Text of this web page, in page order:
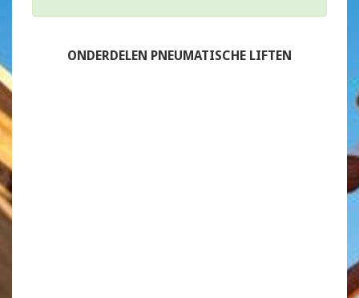
ONDERDELEN PNEUMATISCHE LIFTEN